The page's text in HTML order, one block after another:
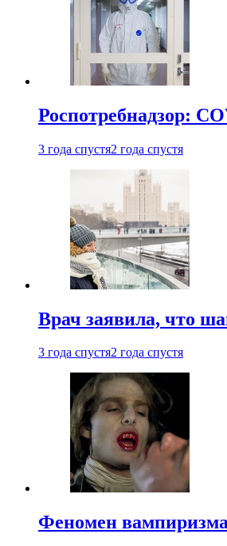
Роспотребнадзор:
3 года спустя2 года спустя
Врач заявила, что
3 года спустя2 года спустя
Феномен